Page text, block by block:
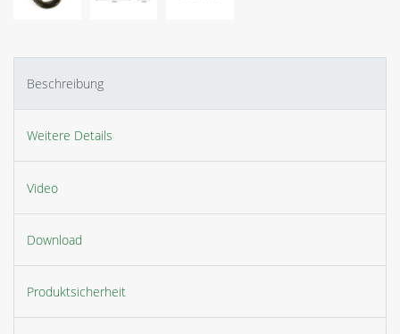
Beschreibung
Weitere Details
Video
Download
Produktsicherheit